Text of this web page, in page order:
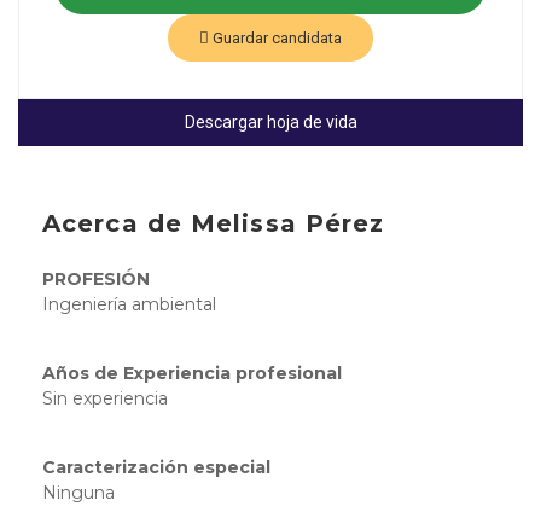
Guardar candidata
Descargar hoja de vida
Acerca de Melissa Pérez
PROFESIÓN
Ingeniería ambiental
Años de Experiencia profesional
Sin experiencia
Caracterización especial
Ninguna